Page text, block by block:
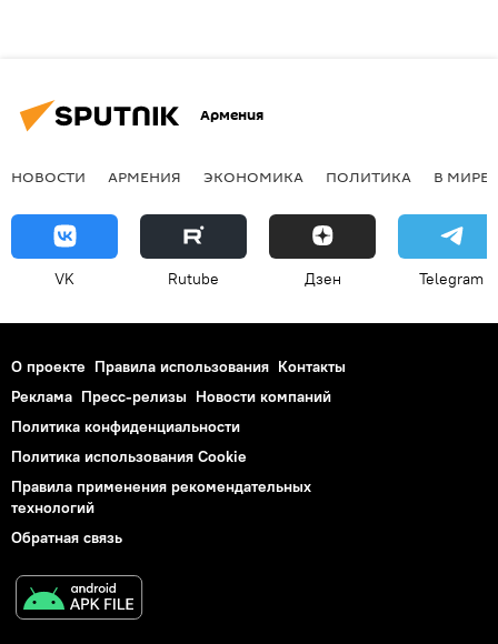
Армения
НОВОСТИ АРМЕНИЯ ЭКОНОМИКА ПОЛИТИКА В МИРЕ
VK Rutube Дзен Telegram
О проекте Правила использования Контакты
Реклама Пресс-релизы Новости компаний
Политика конфиденциальности
Политика использования Cookie
Правила применения рекомендательных
технологий
Обратная связь